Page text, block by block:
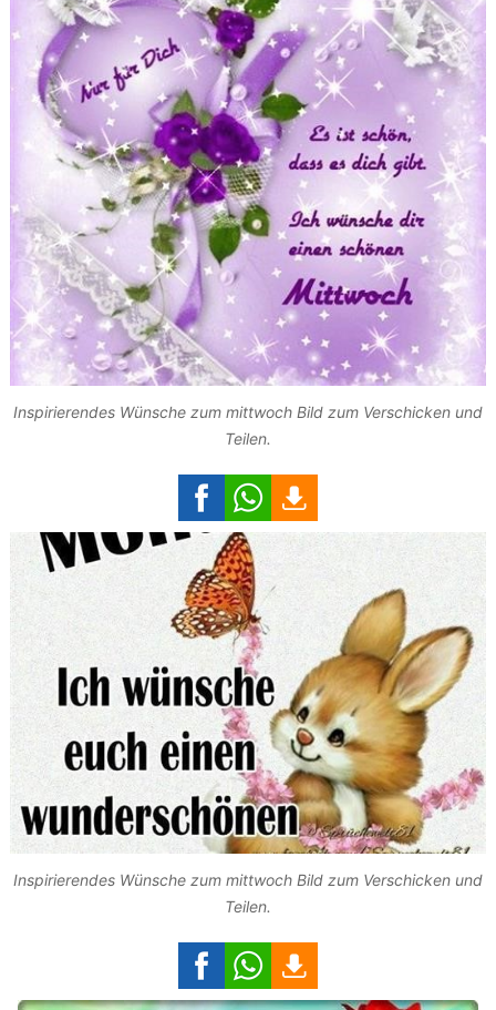
Inspirierendes Wünsche zum mittwoch Bild zum Verschicken und
Teilen.
Inspirierendes Wünsche zum mittwoch Bild zum Verschicken und
Teilen.